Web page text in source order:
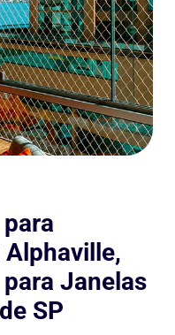
Janelas
SP